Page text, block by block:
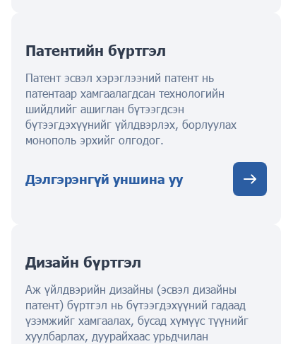
Патентийн бүртгэл
Патент эсвэл хэрэглээний патент нь
патентаар хамгаалагдсан технологийн
шийдлийг ашиглан бүтээгдсэн
бүтээгдэхүүнийг үйлдвэрлэх, борлуулах
монополь эрхийг олгодог.
Дэлгэрэнгүй уншина уу
Дизайн бүртгэл
Аж үйлдвэрийн дизайны (эсвэл дизайны
патент) бүртгэл нь бүтээгдэхүүний гадаад
үзэмжийг хамгаалах, бусад хүмүүс түүнийг
хуулбарлах, дуурайхаас урьдчилан